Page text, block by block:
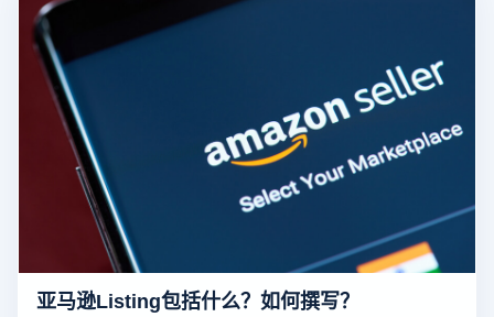
亚马逊Listing包括什么？如何撰写？